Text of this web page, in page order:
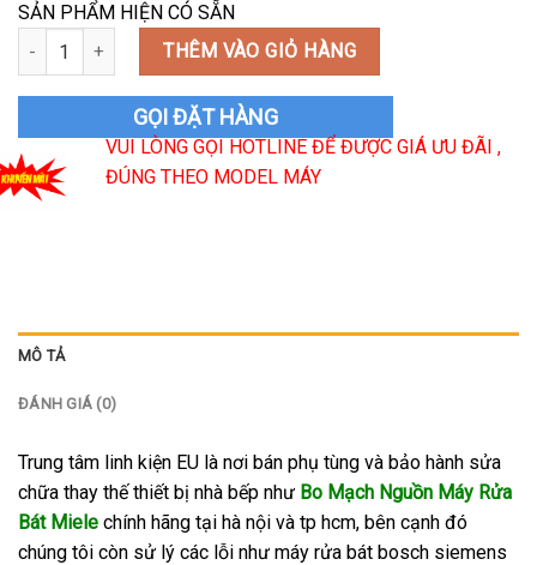
SẢN PHẨM HIỆN CÓ SẴN
Bo Mạch Nguồn Máy Rửa Bát Miele số lượng
THÊM VÀO GIỎ HÀNG
GỌI ĐẶT HÀNG
VUI LÒNG GỌI HOTLINE ĐỂ ĐƯỢC GIÁ ƯU ĐÃI ,
ĐÚNG THEO MODEL MÁY
MÔ TẢ
ĐÁNH GIÁ (0)
Trung tâm linh kiện EU là nơi bán phụ tùng và bảo hành sửa
chữa thay thế thiết bị nhà bếp như Bo Mạch Nguồn Máy Rửa
Bát Miele chính hãng tại hà nội và tp hcm, bên cạnh đó
chúng tôi còn sử lý các lỗi như máy rửa bát bosch siemens